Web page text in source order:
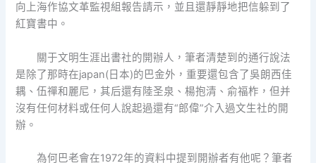
向上海作協文革監視組報告請示，並且還靜靜地把信躲到了
紅寶書中。
關于文明生涯出書社的開辦人，筆者清楚到的通行說法
是除了那時在japan(日本)的巴金外，重要還包含了吳朗西佳
耦、伍禪和麗尼，其后還有陸圣泉、楊抱清、俞福柞，但并
沒有任何材料或任何人說起過還有“郎偉”介入過文生社的開
辦。
為何巴老會在1972年的資料中提到開辦者有他呢？筆者